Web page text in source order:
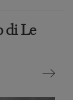
di Le